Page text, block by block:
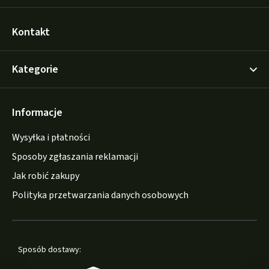
Kontakt
Kategorie
Informacje
Wysyłka i płatności
Sposoby zgłaszania reklamacji
Jak robić zakupy
Polityka przetwarzania danych osobowych
Sposób dostawy: